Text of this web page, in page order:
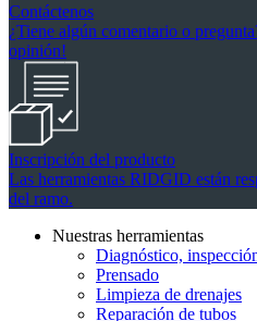
Contáctenos
¿Tiene algún comentario o
opinión!
Inscripción del producto
Las herramientas RIDGID están
del ramo.
Nuestras herramientas
Diagnóstico,
Prensado
Limpieza de drenajes
Reparación de tubos